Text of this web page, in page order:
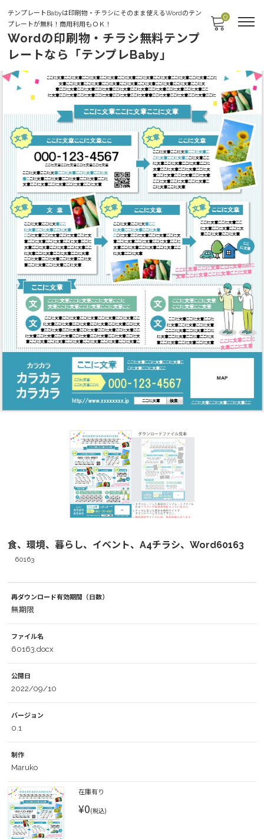
テンプレートBabyは印刷物・チラシにそのまま使えるWordのテン
プレートが無料！商用利用もＯＫ！
Wordの印刷物・チラシ無料テンプ
レートなら「テンプレBaby」
0
食、環境、暮らし、イベント、A4チラシ、Word60163
60163
再ダウンロード有効期間（日数）
無期限
ファイル名
60163.docx
公開日
2022/09/10
バージョン
0.1
制作
Maruko
在庫有り
¥0(税込)